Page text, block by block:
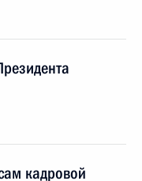
кадровой